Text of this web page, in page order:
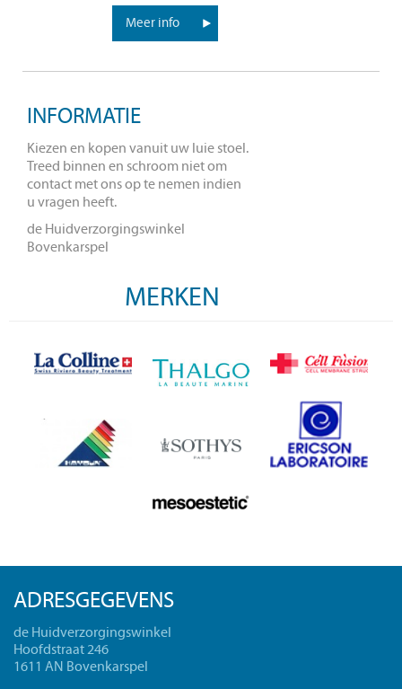
Meer info
INFORMATIE
Kiezen en kopen vanuit uw luie stoel.
Treed binnen en schroom niet om
contact met ons op te nemen indien
u vragen heeft.
de Huidverzorgingswinkel
Bovenkarspel
MERKEN
ADRESGEGEVENS
de Huidverzorgingswinkel
Hoofdstraat 246
1611 AN Bovenkarspel